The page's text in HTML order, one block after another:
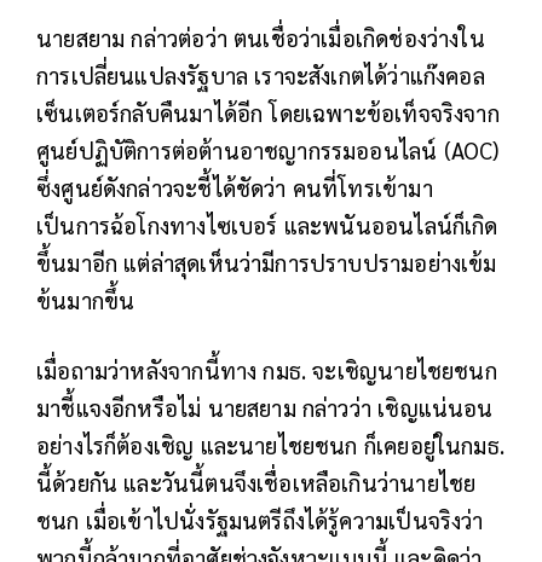
นายสยาม กล่าวต่อว่า ตนเชื่อว่าเมื่อเกิดช่องว่างใน
การเปลี่ยนแปลงรัฐบาล เราจะสังเกตได้ว่าแก๊งคอล
เซ็นเตอร์กลับคืนมาได้อีก โดยเฉพาะข้อเท็จจริงจาก
ศูนย์ปฏิบัติการต่อต้านอาชญากรรมออนไลน์ (AOC)
ซึ่งศูนย์ดังกล่าวจะชี้ได้ชัดว่า คนที่โทรเข้ามา
เป็นการฉ้อโกงทางไซเบอร์ และพนันออนไลน์ก็เกิด
ขึ้นมาอีก แต่ล่าสุดเห็นว่ามีการปราบปรามอย่างเข้ม
ข้นมากขึ้น
เมื่อถามว่าหลังจากนี้ทาง กมธ. จะเชิญนายไชยชนก
มาชี้แจงอีกหรือไม่ นายสยาม กล่าวว่า เชิญแน่นอน
อย่างไรก็ต้องเชิญ และนายไชยชนก ก็เคยอยู่ในกมธ.
นี้ด้วยกัน และวันนี้ตนจึงเชื่อเหลือเกินว่านายไชย
ชนก เมื่อเข้าไปนั่งรัฐมนตรีถึงได้รู้ความเป็นจริงว่า